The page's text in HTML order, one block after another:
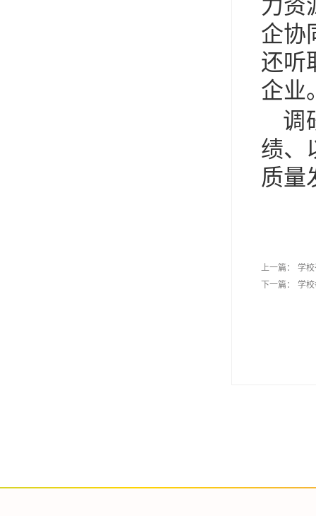
力资
企协
还听
企业
调
绩、
质量
上一篇：
学
下一篇：
学